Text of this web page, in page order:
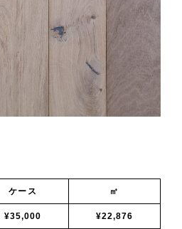
ケース ㎡
¥35,000 ¥22,876